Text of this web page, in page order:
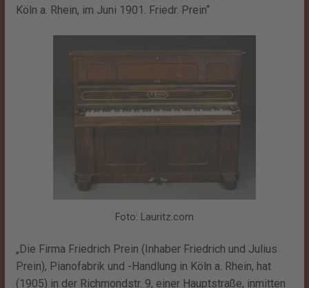
Köln a. Rhein, im Juni 1901. Friedr. Prein“
Foto: Lauritz.com
„Die Firma Friedrich Prein (Inhaber Friedrich und Julius
Prein), Pianofabrik und -Handlung in Köln a. Rhein, hat
(1905) in der Richmondstr. 9, einer Hauptstraße, inmitten